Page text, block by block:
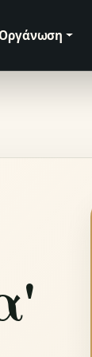
Οργάνωση